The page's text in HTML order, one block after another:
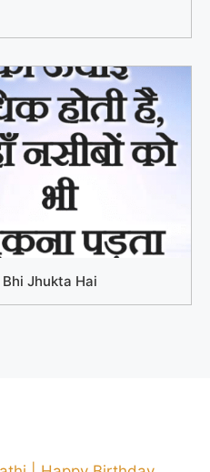
Jhukta Hai